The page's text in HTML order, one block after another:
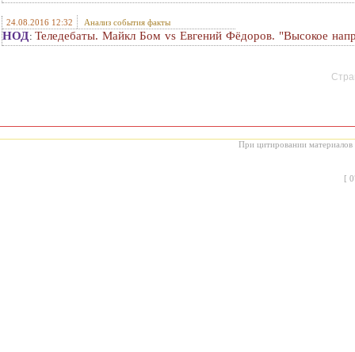
24.08.2016 12:32 Анализ события факты
НОД: Теледебаты. Майкл Бом vs Евгений Фёдоров. "Высокое
При цитировании материалов
[